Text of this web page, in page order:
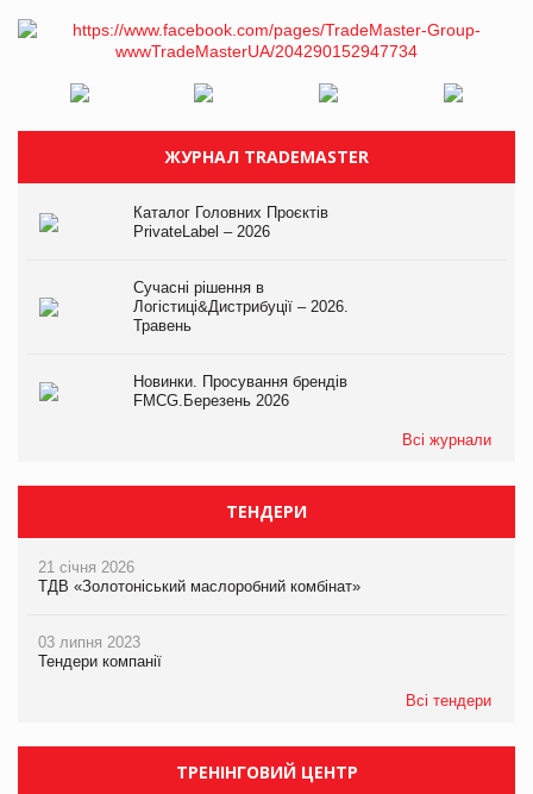
ЖУРНАЛ TRADEMASTER
Каталог Головних Проєктів
PrivateLabel – 2026
Сучасні рішення в
Логістиці&Дистрибуції – 2026.
Травень
Новинки. Просування брендів
FMCG.Березень 2026
Всі журнали
ТЕНДЕРИ
21 січня 2026
ТДВ «Золотоніський маслоробний комбінат»
03 липня 2023
Тендери компанії
Всі тендери
ТРЕНІНГОВИЙ ЦЕНТР